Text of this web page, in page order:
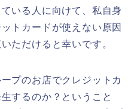
いる人に向けて、私自身
トカードが使えない原因
ただけると幸いです。
プのお店でクレジットカ
するのか？ということ